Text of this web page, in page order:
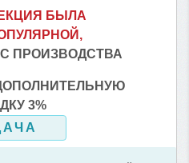
БЫЛА
ПРОИЗВОДСТВА
3%